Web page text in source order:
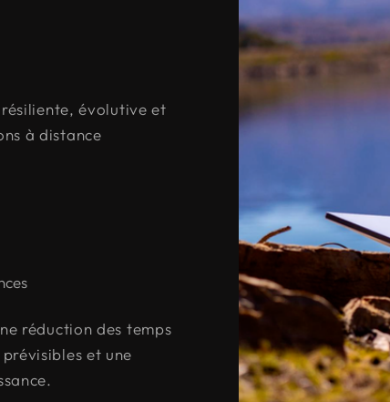
évolutive et
à distance
réduction des temps
et une